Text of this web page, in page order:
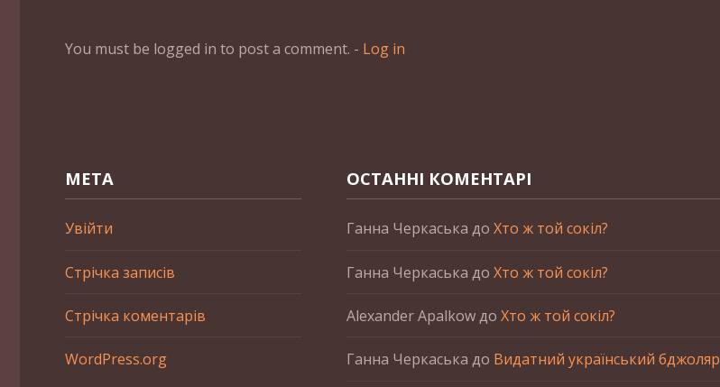
You must be logged in to post a comment. - Log in
МЕТА
Увійти
Стрічка записів
Стрічка коментарів
WordPress.org
ОСТАННІ КОМЕНТАРІ
Ганна Черкаська до Хто ж той сокіл?
Ганна Черкаська до Хто ж той сокіл?
Alexander Apalkowдо Хто ж той сокіл?
Ганна Черкаська до Видатний український бджоляр